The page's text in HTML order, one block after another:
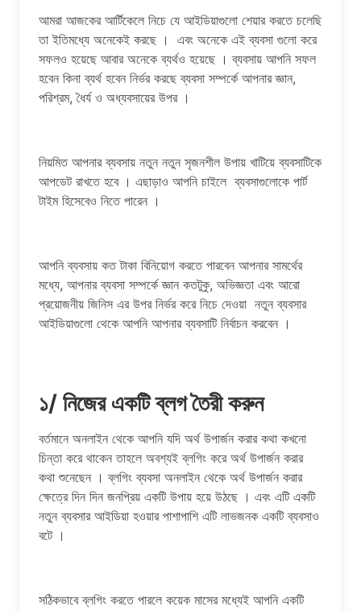
আমরা আজকের আর্টিকেলে নিচে যে আইডিয়াগুলো শেয়ার করতে চলেছি
তা ইতিমধ্যে অনেকেই করছে । এবং অনেকে এই ব্যবসা গুলো করে
সফলও হয়েছে আবার অনেকে ব্যর্থও হয়েছে । ব্যবসায় আপনি সফল
হবেন কিনা ব্যর্থ হবেন নির্ভর করছে ব্যবসা সম্পর্কে আপনার জ্ঞান,
পরিশ্রম, ধৈর্য ও অধ্যবসায়ের উপর ।
নিয়মিত আপনার ব্যবসায় নতুন নতুন সৃজনশীল উপায় খাটিয়ে ব্যবসাটিকে
আপডেট রাখতে হবে । এছাড়াও আপনি চাইলে ব্যবসাগুলোকে পার্ট
টাইম হিসেবেও নিতে পারেন ।
আপনি ব্যবসায় কত টাকা বিনিয়োগ করতে পারবেন আপনার সামর্থের
মধ্যে, আপনার ব্যবসা সম্পর্কে জ্ঞান কতটুকু, অভিজ্ঞতা এবং আরো
প্রয়োজনীয় জিনিস এর উপর নির্ভর করে নিচে দেওয়া নতুন ব্যবসার
আইডিয়াগুলো থেকে আপনি আপনার ব্যবসাটি নির্বাচন করবেন ।
১/ নিজের একটি ব্লগ তৈরী করুন
বর্তমানে অনলাইন থেকে আপনি যদি অর্থ উপার্জন করার কথা কখনো
চিন্তা করে থাকেন তাহলে অবশ্যই ব্লগিং করে অর্থ উপার্জন করার
কথা শুনেছেন । ব্লগিং ব্যবসা অনলাইন থেকে অর্থ উপার্জন করার
ক্ষেত্রে দিন দিন জনপ্রিয় একটি উপায় হয়ে উঠছে । এবং এটি একটি
নতুন ব্যবসার আইডিয়া হওয়ার পাশাপাশি এটি লাভজনক একটি ব্যবসাও
বটে ।
সঠিকভাবে ব্লগিং করতে পারলে কয়েক মাসের মধ্যেই আপনি একটি